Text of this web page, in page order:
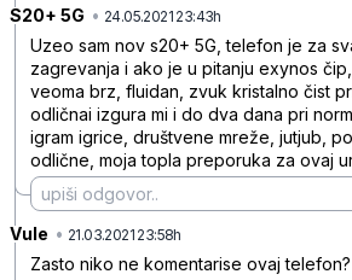
S20+ 5G • 24.05.2021 23:43h
Uzeo sam nov s20+ 5G, telefon je za
zagrevanja i ako je u pitanju exynos
veoma brz, fluidan, zvuk kristalno čist
odličnai izgura mi i do dva dana pri
igram igrice, društvene mreže, jutjub,
odlične, moja topla preporuka za ovaj
Vule • 21.03.2021 23:58h
Zasto niko ne komentarise ovaj telefon?